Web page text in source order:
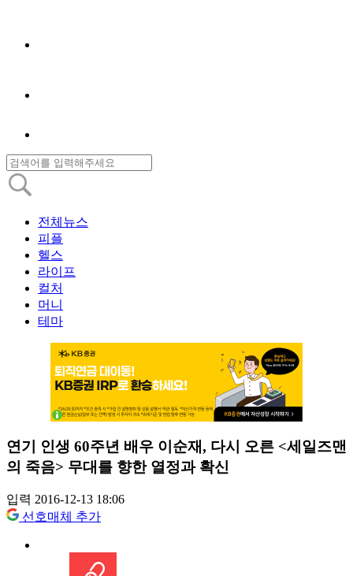
전체뉴스
피플
헬스
라이프
컬처
머니
테마
연기 인생 60주년 배우 이순재, 다시 오른 <세일즈맨
의 죽음> 무대를 향한 열정과 확신
입력 2016-12-13 18:06
선호매체 추가